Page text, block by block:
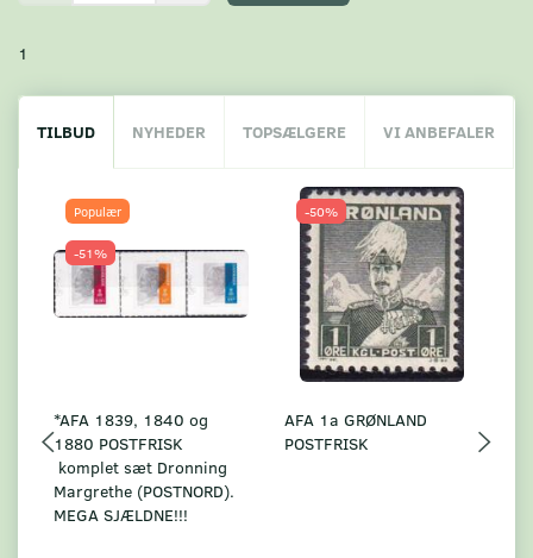
1
TILBUD NYHEDER TOPSÆLGERE VI ANBEFALER
Populær
-51%
*AFA 1839, 1840 og
1880 POSTFRISK
komplet sæt Dronning
Margrethe (POSTNORD).
MEGA SJÆLDNE!!!
-50%
AFA 1a GRØNLAND
POSTFRISK